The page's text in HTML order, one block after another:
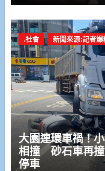
.社會 新聞來源:記者爆
大園連環車禍！
相撞 砂石車再撞
停車